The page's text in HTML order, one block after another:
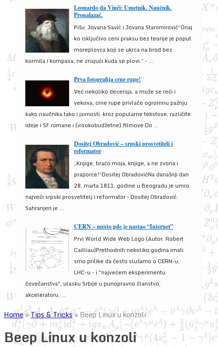
Leonardo da Vinči: Umetnik. Naučnik.
Pronalazač.
Pišu: Jovana Savić i Jovana Stanimirović“Onaj
ko isključivo ceni praksu bez teorije je poput
moreplovca koji se ukrca na brod bez
kormila i kompasa, ne znajući kuda se plovi.” - ...
Prva fotografija crne rupe!
Već nekoliko decenija, a može se reći i
vekova, crne rupe privlače ogromnu pažnju
kako naučnika tako i javnosti, kroz popularne tekstove, različite
ideje i SF romane i (visokobudžetne) filmove.Do ...
Dositej Obradović – srpski prosvetitelj i
reformator
„Knjige, braćo moja, knjige, a ne zvona i
praporce!“Dositej ObradovićNa današnji dan
28. marta 1811. godine u Beogradu je umro
najveći srpski prosvetitelj i reformator – Dositej Obradović.
Sahranjen je ...
CERN – mesto gde je nastao “Internet”
Prvi World Wide Web Logo (Autor: Robert
Cailliau)Prethodnih nekoliko godina imali
smo prilike da često slušamo o CERN-u,
LHC-u - i "najvećem eksperimentu
čovečanstva", ulasku Srbije u punopravno članstvo,
akceleratoru, ...
Home»Tips & Tricks» Beep Linux u konzoli
Beep Linux u konzoli